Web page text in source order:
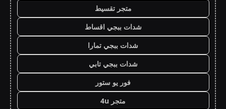
متجر تقسيط
شدات ببجي اقساط
شدات ببجي تمارا
شدات ببجي تابي
فور يو ستور
متجر 4u